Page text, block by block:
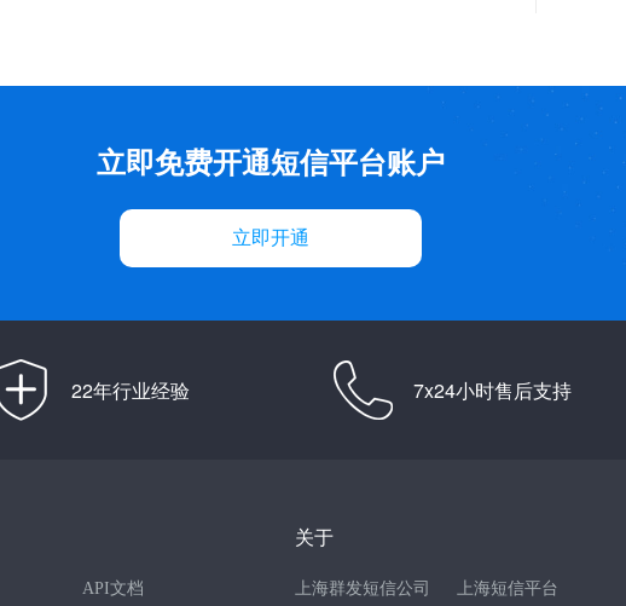
立即免费开通短信平台账户
立即开通
22年行业经验 7x24小时售后支持
API文档
关于
上海群发短信公司 上海短信平台